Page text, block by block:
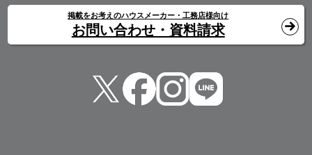
掲載をお考えのハウスメーカー・工務店様向け
お問い合わせ・資料請求